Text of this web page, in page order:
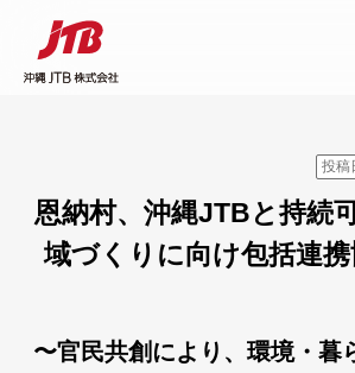
投稿
恩納村、沖縄JTBと持続
域づくりに向け包括連
〜官民共創により、環境・暮